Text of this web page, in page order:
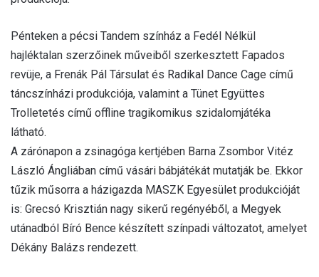
Pénteken a pécsi Tandem színház a Fedél Nélkül
hajléktalan szerzőinek műveiből szerkesztett Fapados
revüje, a Frenák Pál Társulat és Radikal Dance Cage című
táncszínházi produkciója, valamint a Tünet Együttes
Trolletetés című offline tragikomikus szidalomjátéka
látható.
A zárónapon a zsinagóga kertjében Barna Zsombor Vitéz
László Ángliában című vásári bábjátékát mutatják be. Ekkor
tűzik műsorra a házigazda MASZK Egyesület produkcióját
is: Grecsó Krisztián nagy sikerű regényéből, a Megyek
utánadból Bíró Bence készített színpadi változatot, amelyet
Dékány Balázs rendezett.